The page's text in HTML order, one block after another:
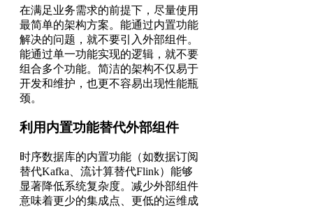
在满足业务需求的前提下，尽量使用
最简单的架构方案。能通过内置功能
解决的问题，就不要引入外部组件。
能通过单一功能实现的逻辑，就不要
组合多个功能。简洁的架构不仅易于
开发和维护，也更不容易出现性能瓶
颈。
利用内置功能替代外部组件
时序数据库的内置功能（如数据订阅
替代Kafka、流计算替代Flink）能够
显著降低系统复杂度。减少外部组件
意味着更少的集成点、更低的运维成